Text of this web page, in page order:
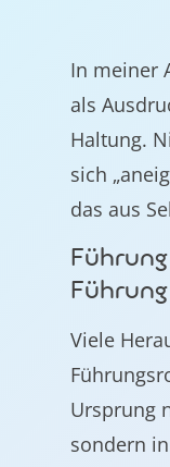
In meiner
als
Haltung.
sich
das aus
Viele
Ursprung
sondern